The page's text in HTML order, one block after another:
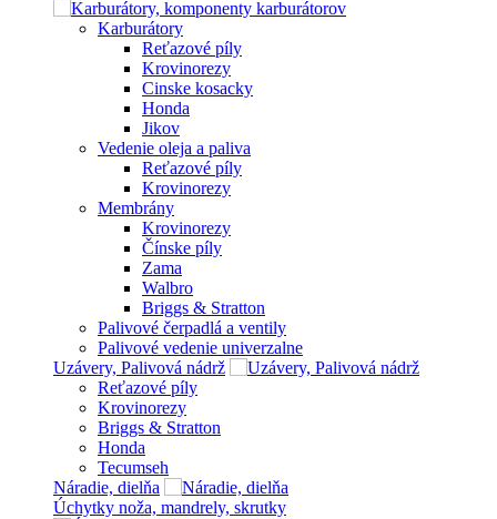
Karburátory
Reťazové píly
Krovinorezy
Cinske kosacky
Honda
Jikov
Vedenie oleja a paliva
Reťazové píly
Krovinorezy
Membrány
Krovinorezy
Čínske píly
Zama
Walbro
Briggs & Stratton
Palivové čerpadlá a ventily
Palivové vedenie univerzalne
Uzávery, Palivová nádrž
Reťazové píly
Krovinorezy
Briggs & Stratton
Honda
Tecumseh
Náradie, dielňa
Úchytky noža, mandrely, skrutky